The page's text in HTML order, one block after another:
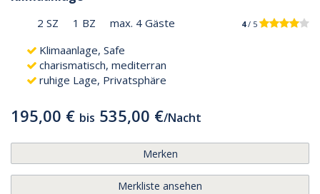
2 SZ 1 BZ max. 4 Gäste 4/ 5
Klimaanlage, Safe
charismatisch, mediterran
ruhige Lage, Privatsphäre
195,00 € bis 535,00 €/Nacht
Merken
Merkliste ansehen